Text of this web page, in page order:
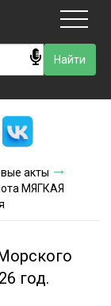
акты
МЯГКАЯ
год.